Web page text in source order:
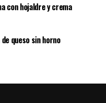
con hojaldre y crema
queso sin horno